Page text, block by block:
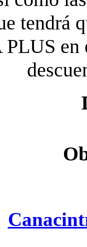
tendrá
en